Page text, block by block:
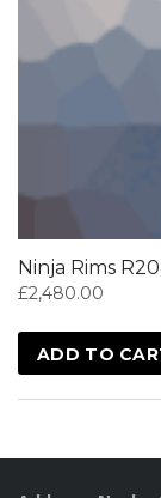
Ninja Rims R20
£2,480.00
ADD TO